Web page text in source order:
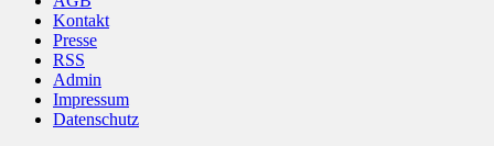
Kontakt
Presse
RSS
Admin
Impressum
Datenschutz